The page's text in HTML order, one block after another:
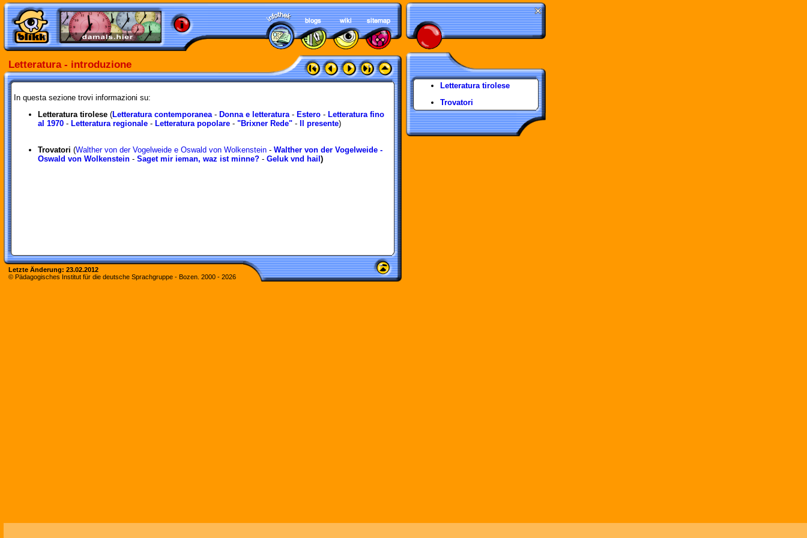
Letteratura - introduzione
In questa sezione trovi informazioni su:
Letteratura tirolese (Letteratura contemporanea- Donna e letteratura - Estero - Letteratura fino
al 1970 - Letteratura regionale - Letteratura popolare - "Brixner Rede" - Il presente)
Trovatori (Walther von der Vogelweide e Oswald von Wolkenstein - Walther von der Vogelweide -
Oswald von Wolkenstein - Saget mir ieman, waz ist minne? - Geluk vnd hail)
Letzte Änderung: 23.02.2012
© Pädagogisches Institut für die deutsche Sprachgruppe - Bozen. 2000 - 2026
Letteratura tirolese
Trovatori